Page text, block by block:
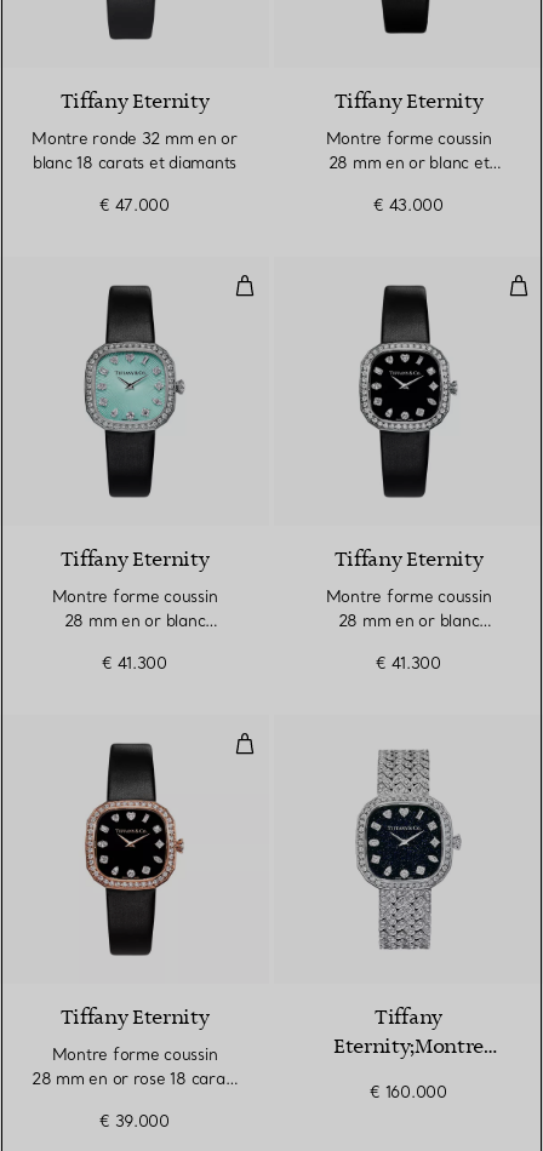
2 Matériaux
Tiffany Eternity
Montre ronde 32 mm en or
blanc 18 carats et diamants
€ 47.000
Tiffany Eternity
Montre forme coussin
28 mm en or blanc et
€ 43.000
Montre forme coussin 28 mm
2 Matériaux
Tiffany Eternity
Montre forme coussin
28 mm en or blanc
€ 41.300
Tiffany Eternity
Montre forme coussin
28 mm en or blanc
€ 41.300
Montre forme coussin 28 mm
2 Matériaux
Tiffany Eternity
Montre forme coussin
28 mm en or rose 18 carats
€ 39.000
Tiffany
Eternity;Montre
18 carats et diamants
€ 160.000